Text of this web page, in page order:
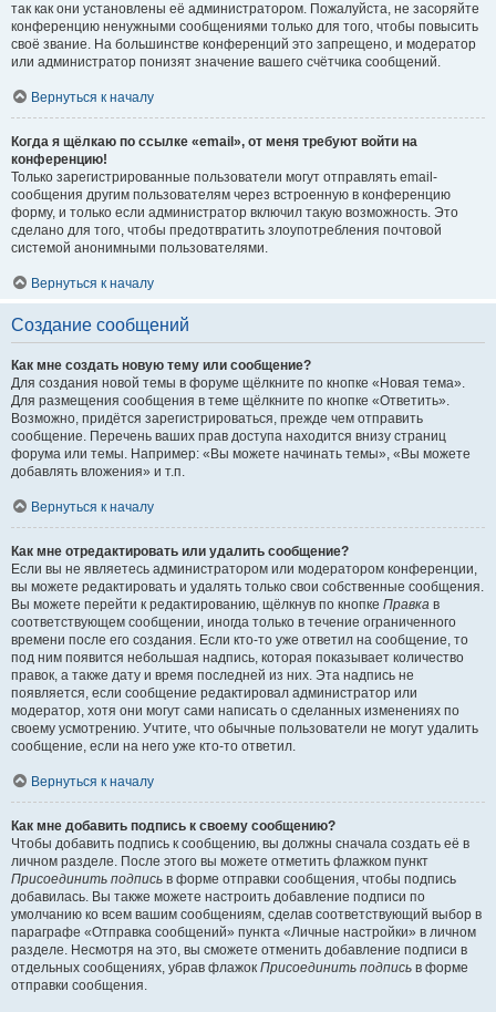
так как они установлены её администратором. Пожалуйста, не засоряйте
конференцию ненужными сообщениями только для того, чтобы повысить
своё звание. На большинстве конференций это запрещено, и модератор
или администратор понизят значение вашего счётчика сообщений.
Вернуться к началу
Когда я щёлкаю по ссылке «email», от меня требуют войти на
конференцию!
Только зарегистрированные пользователи могут отправлять email-
сообщения другим пользователям через встроенную в конференцию
форму, и только если администратор включил такую возможность. Это
сделано для того, чтобы предотвратить злоупотребления почтовой
системой анонимными пользователями.
Вернуться к началу
Создание сообщений
Как мне создать новую тему или сообщение?
Для создания новой темы в форуме щёлкните по кнопке «Новая тема».
Для размещения сообщения в теме щёлкните по кнопке «Ответить».
Возможно, придётся зарегистрироваться, прежде чем отправить
сообщение. Перечень ваших прав доступа находится внизу страниц
форума или темы. Например: «Вы можете начинать темы», «Вы можете
добавлять вложения» и т.п.
Вернуться к началу
Как мне отредактировать или удалить сообщение?
Если вы не являетесь администратором или модератором конференции,
вы можете редактировать и удалять только свои собственные сообщения.
Вы можете перейти к редактированию, щёлкнув по кнопке Правка в
соответствующем сообщении, иногда только в течение ограниченного
времени после его создания. Если кто-то уже ответил на сообщение, то
под ним появится небольшая надпись, которая показывает количество
правок, а также дату и время последней из них. Эта надпись не
появляется, если сообщение редактировал администратор или
модератор, хотя они могут сами написать о сделанных изменениях по
своему усмотрению. Учтите, что обычные пользователи не могут удалить
сообщение, если на него уже кто-то ответил.
Вернуться к началу
Как мне добавить подпись к своему сообщению?
Чтобы добавить подпись к сообщению, вы должны сначала создать её в
личном разделе. После этого вы можете отметить флажком пункт
Присоединить подпись в форме отправки сообщения, чтобы подпись
добавилась. Вы также можете настроить добавление подписи по
умолчанию ко всем вашим сообщениям, сделав соответствующий выбор в
параграфе «Отправка сообщений» пункта «Личные настройки» в личном
разделе. Несмотря на это, вы сможете отменить добавление подписи в
отдельных сообщениях, убрав флажок Присоединить подпись в форме
отправки сообщения.